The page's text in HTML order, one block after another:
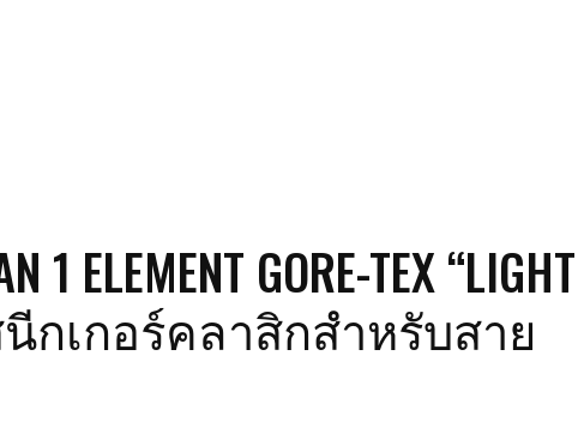
1 ELEMENT GORE-TEX “LIGHT
สนีกเกอร์คลาสิกสำหรับสาย